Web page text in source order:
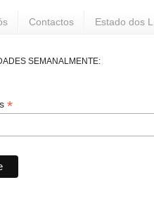
Contactos Estado dos
SEMANALMENTE:
*